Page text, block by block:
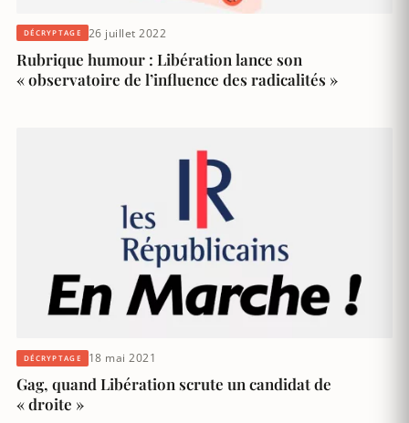
DÉCRYPTAGE 26 juillet 2022
Rubrique humour : Libération lance son
« observatoire de l’influence des radicalités »
DÉCRYPTAGE 18 mai 2021
Gag, quand Libération scrute un candidat de
« droite »